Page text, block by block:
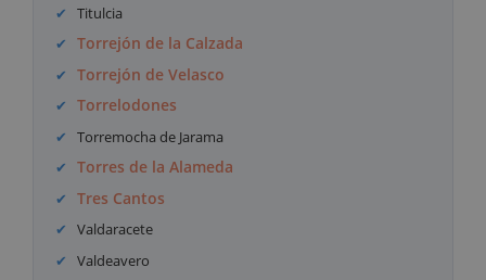
Titulcia
Torrejón de la Calzada
Torrejón de Velasco
Torrelodones
Torremocha de Jarama
Torres de la Alameda
Tres Cantos
Valdaracete
Valdeavero